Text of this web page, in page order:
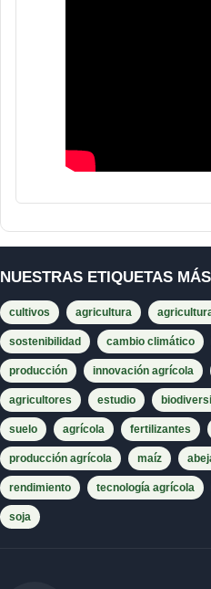
NUESTRAS ETIQUETAS
cultivos agricultura
sostenibilidad cambio climático
producción innovación agrícola
agricultores estudio
suelo agrícola fertilizantes
producción agrícola maíz
rendimiento tecnología agrícola
soja